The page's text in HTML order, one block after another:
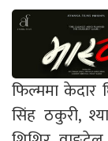
फिल्ममा केदार
सिंह ठकुरी,